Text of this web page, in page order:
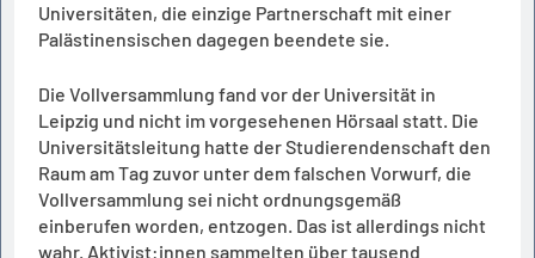
Universitäten, die einzige Partnerschaft mit einer
Palästinensischen dagegen beendete sie.
Die Vollversammlung fand vor der Universität in
Leipzig und nicht im vorgesehenen Hörsaal statt. Die
Universitätsleitung hatte der Studierendenschaft den
Raum am Tag zuvor unter dem falschen Vorwurf, die
Vollversammlung sei nicht ordnungsgemäß
einberufen worden, entzogen. Das ist allerdings nicht
wahr. Aktivist:innen sammelten über tausend